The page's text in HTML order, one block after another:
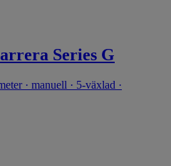
Series G
· manuell · 5-växlad ·